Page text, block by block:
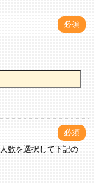
必須
必須
数を選択して下記の